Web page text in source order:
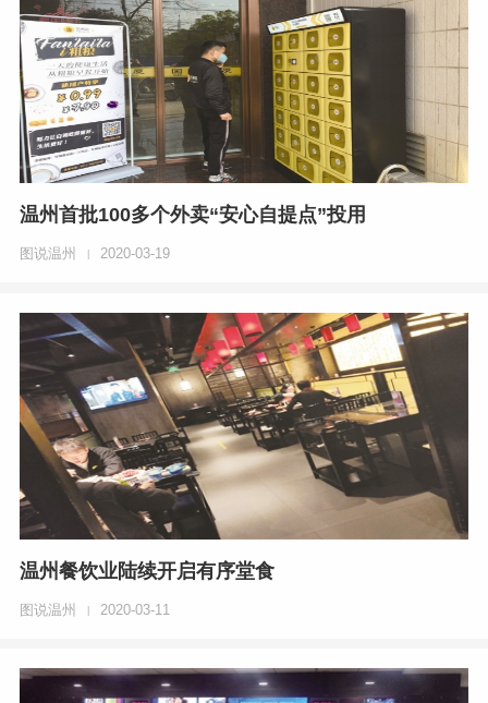
温州首批100多个外卖“安心自提点”投用
图说温州 2020-03-19
温州餐饮业陆续开启有序堂食
图说温州 2020-03-11